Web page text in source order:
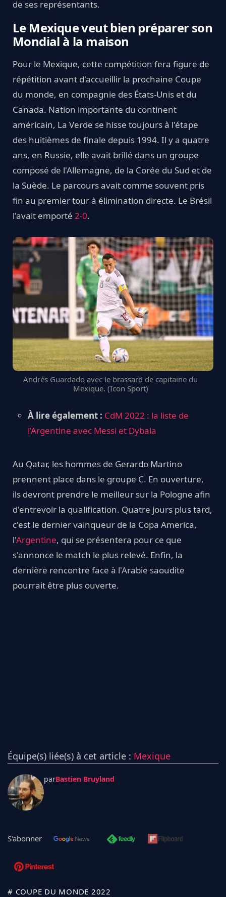
de ses représentants.
Le Mexique veut bien préparer son
Mondial à la maison
Pour le Mexique, cette compétition fera figure de
répétition avant d'accueillir la prochaine Coupe
du monde, en compagnie des États-Unis et du
Canada. Nation importante du continent
américain, La Verde se hisse toujours à l'étape
des huitièmes de finale depuis 1994. Il y a quatre
ans, en Russie, elle avait brillé dans un groupe
composé de l'Allemagne, de la Corée du Sud et de
la Suède. Le parcours avait comme souvent pris
fin au premier tour à élimination directe. Le Brésil
l'avait emporté 2-0.
Andrés Guardado avec le brassard de capitaine du
Mexique. (Icon Sport)
À lire également : CdM 2022 : la liste de
l’Argentine avec Messi et Dybala
Au Qatar, les hommes de Gerardo Martino
prennent place dans le groupe C. En ouverture,
ils devront prendre le meilleur sur la Pologne afin
d'entrevoir la qualification. Quatre jours plus tard,
c'est le dernier vainqueur de la Copa America,
l'Argentine, qui se présentera pour ce que
s'annonce le match le plus relevé. Enfin, la
dernière rencontre face à l'Arabie saoudite
pourrait être plus ouverte.
Équipe(s) liée(s) à cet article : Mexique
parBastien Bruyland
S'abonner
# COUPE DU MONDE 2022